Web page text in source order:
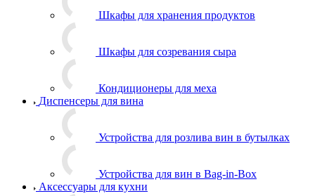
Шкафы для хранения продуктов
Шкафы для созревания сыра
Кондиционеры для меха
Диспенсеры для вина
Устройства для розлива вин в бутылках
Устройства для вин в Bag-in-Box
Аксессуары для кухни